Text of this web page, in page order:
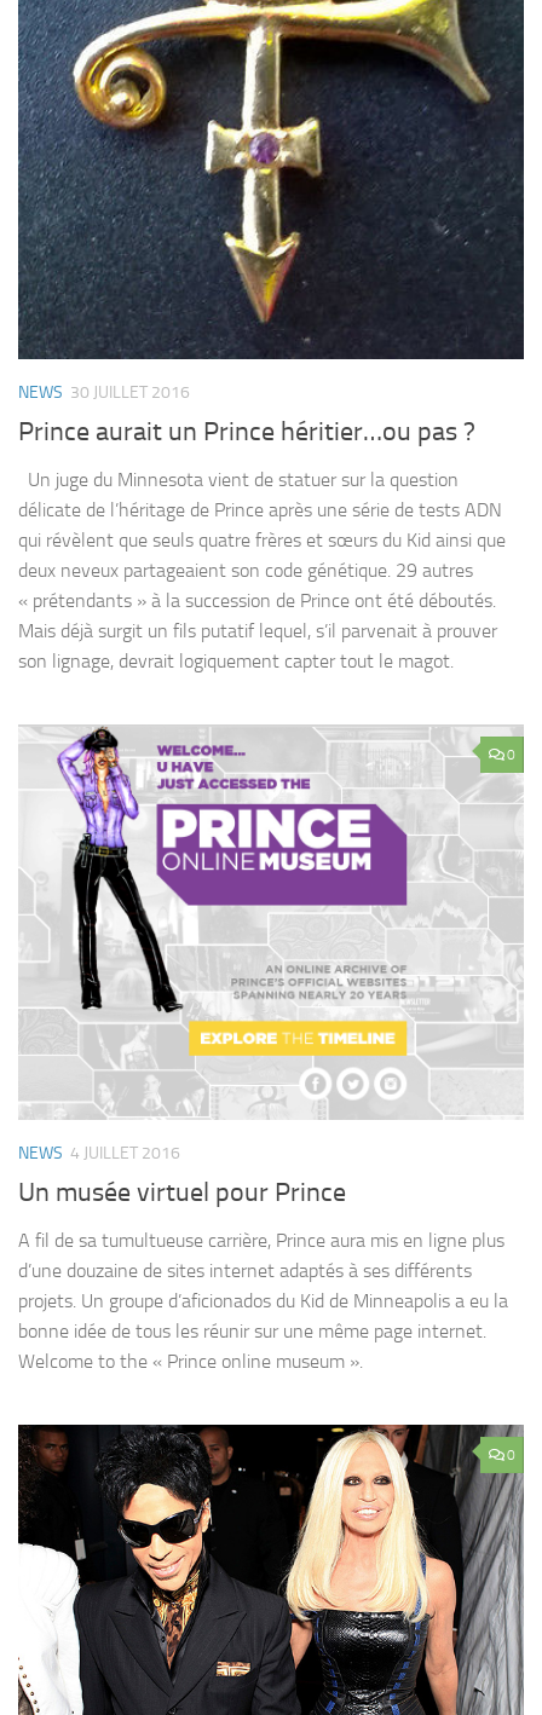
NEWS 30 JUILLET 2016
Prince aurait un Prince héritier…ou pas ?
Un juge du Minnesota vient de statuer sur la question
délicate de l’héritage de Prince après une série de tests ADN
qui révèlent que seuls quatre frères et sœurs du Kid ainsi que
deux neveux partageaient son code génétique. 29 autres
« prétendants » à la succession de Prince ont été déboutés.
Mais déjà surgit un fils putatif lequel, s’il parvenait à prouver
son lignage, devrait logiquement capter tout le magot.
0
NEWS 4 JUILLET 2016
Un musée virtuel pour Prince
A fil de sa tumultueuse carrière, Prince aura mis en ligne plus
d’une douzaine de sites internet adaptés à ses différents
projets. Un groupe d’aficionados du Kid de Minneapolis a eu la
bonne idée de tous les réunir sur une même page internet.
Welcome to the « Prince online museum ».
0